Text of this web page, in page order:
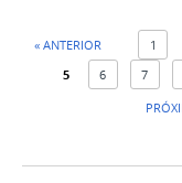
« ANTERIOR 1
5
6 7